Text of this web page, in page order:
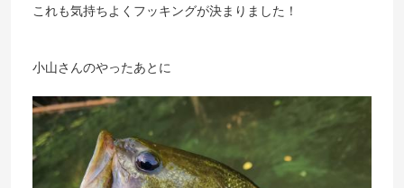
これも気持ちよくフッキングが決まりました！
小山さんのやったあとに